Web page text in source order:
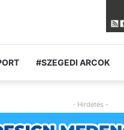
#SZEGEDI ARCOK
- Hirdetés -